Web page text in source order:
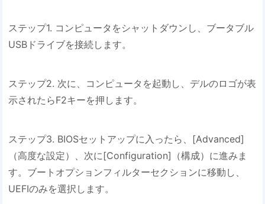
ステップ1. コンピュータをシャットダウンし、ブータブル
USBドライブを接続します。
ステップ2. 次に、コンピュータを起動し、デルのロゴが表
示されたらF2キーを押します。
ステップ3. BIOSセットアップに入ったら、[Advanced]
（高度な設定）、次に[Configuration]（構成）に進みま
す。ブートオプションフィルターセクションに移動し、
UEFIのみを選択します。